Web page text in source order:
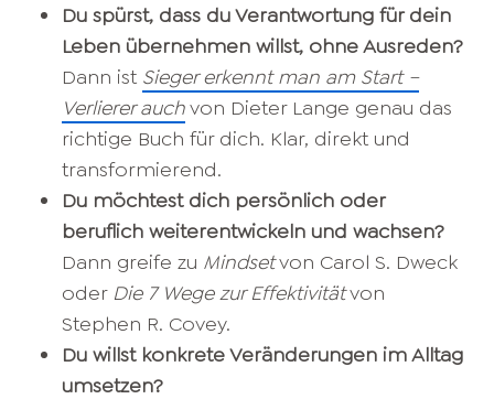
Du spürst, dass du Verantwortung für dein
Leben übernehmen willst, ohne Ausreden?
Dann ist Sieger erkennt man am Start –
Verlierer auchvon Dieter Lange genau das
richtige Buch für dich. Klar, direkt und
transformierend.
Du möchtest dich persönlich oder
beruflich weiterentwickeln und wachsen?
Dann greife zu Mindsetvon Carol S. Dweck
oder Die 7 Wege zur Effektivitätvon
Stephen R. Covey.
Du willst konkrete Veränderungen im Alltag
umsetzen?